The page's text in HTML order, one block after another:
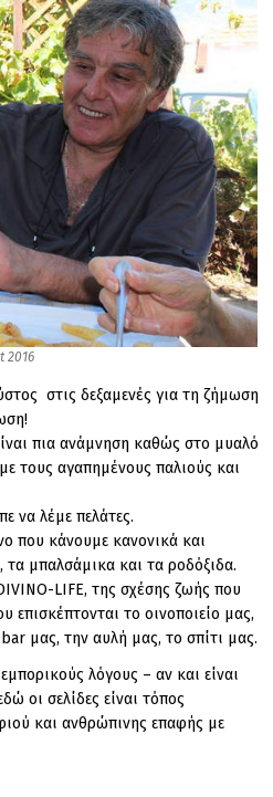
2016
στις δεξαμενές για τη ζήμωση
πια ανάμνηση καθώς στο μυαλό
τους αγαπημένους παλιούς και
να λέμε πελάτες.
που κάνουμε κανονικά και
τα μπαλσάμικα και τα ροδόξιδα.
LIFE, της σχέσης ζωής που
το οινοποιείο μας,
μας, την αυλή μας, το σπίτι μας.
λόγους – αν και είναι
οι σελίδες είναι τόπος
και ανθρώπινης επαφής με